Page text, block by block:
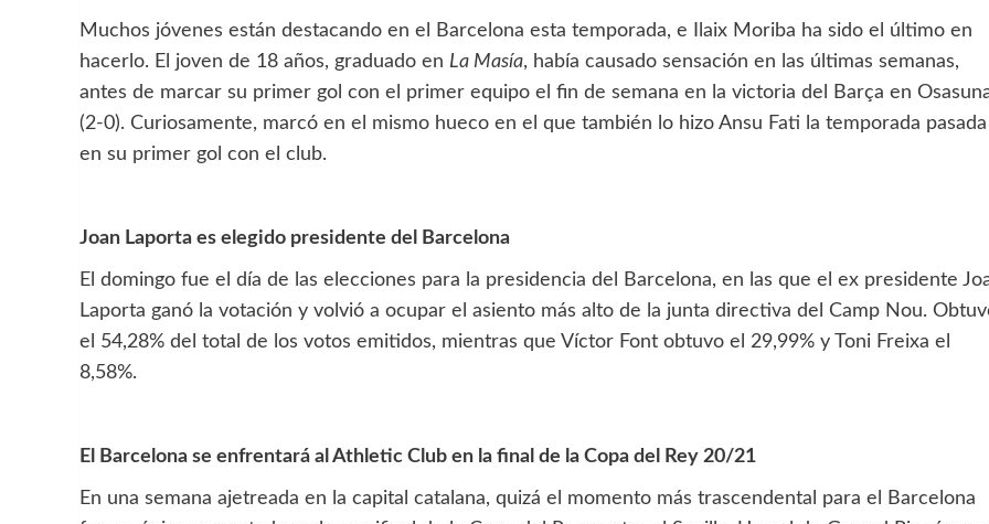
Muchos jóvenes están destacando en el Barcelona esta temporada, e Ilaix Moriba ha sido el último en
hacerlo. El joven de 18 años, graduado en La Masía, había causado sensación en las últimas semanas,
antes de marcar su primer gol con el primer equipo el fin de semana en la victoria del Barça en
(2-0). Curiosamente, marcó en el mismo hueco en el que también lo hizo Ansu Fati la temporada pasada
en su primer gol con el club.
Joan Laporta es elegido presidente del Barcelona
El domingo fue el día de las elecciones para la presidencia del Barcelona, en las que el ex presidente
Laporta ganó la votación y volvió a ocupar el asiento más alto de la junta directiva del Camp Nou.
el 54,28% del total de los votos emitidos, mientras que Víctor Font obtuvo el 29,99% y Toni Freixa el
8,58%.
El Barcelona se enfrentará al Athletic Club en la final de la Copa del Rey 20/21
En una semana ajetreada en la capital catalana, quizá el momento más trascendental para el Barcelona